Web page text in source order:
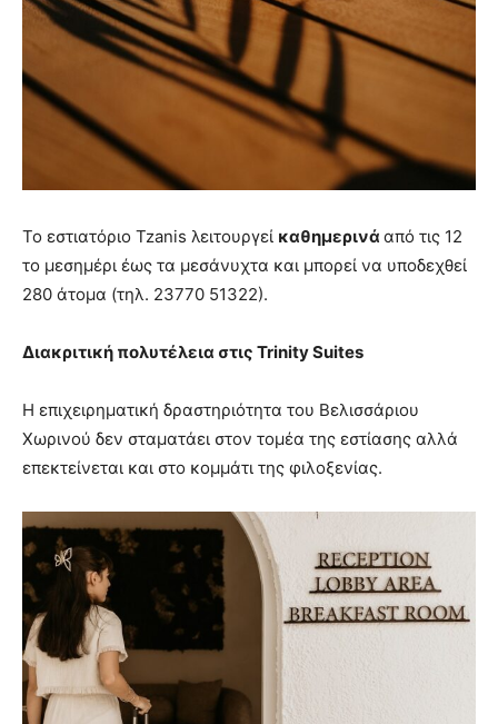
Το εστιατόριο Tzanis λειτουργεί καθημερινά από τις 12
το μεσημέρι έως τα μεσάνυχτα και μπορεί να υποδεχθεί
280 άτομα (τηλ. 23770 51322).
Διακριτική πολυτέλεια στις TrinitySuites
Η επιχειρηματική δραστηριότητα του Βελισσάριου
Χωρινού δεν σταματάει στον τομέα της εστίασης αλλά
επεκτείνεται και στο κομμάτι της φιλοξενίας.